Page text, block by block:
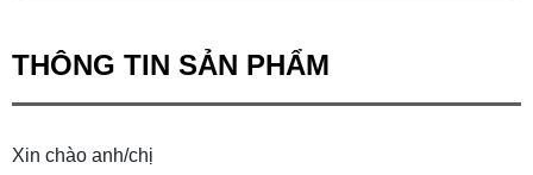
THÔNG TIN SẢN PHẨM
Xin chào anh/chị